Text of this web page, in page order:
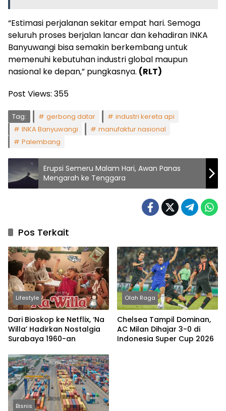
“Estimasi perjalanan sekitar empat hari. Semoga
seluruh proses berjalan lancar dan kehadiran INKA
Banyuwangi bisa semakin berkembang untuk
memenuhi kebutuhan industri global maupun
nasional ke depan,” pungkasnya. (RLT)
Post Views: 355
Tag: gerbong datar
industri kereta api
INKA Banyuwangi
manufaktur nasional
Palembang
Erupsi Semeru Malam Hari, Awan Panas
Mengarah ke Tenggara
Pos Terkait
Lifestyle
Dari Bioskop ke Netflix, ‘Na
Willa’ Hadirkan Nostalgia
Surabaya 1960-an
Olah Raga
Chelsea Tampil Dominan,
AC Milan Dihajar 3-0 di
Indonesia Super Cup 2026
Bisnis